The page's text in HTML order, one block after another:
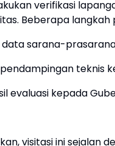
verifikasi
Beberapa langkah
data sarana-
teknis
evaluasi kepada
visitasi ini sejalan